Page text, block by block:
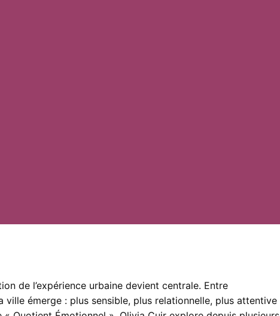
de l’expérience urbaine devient centrale. Entre
émerge : plus sensible, plus relationnelle, plus attentive